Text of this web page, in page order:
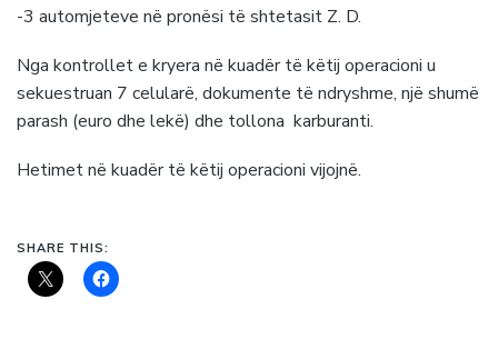
-3 automjeteve në pronësi të shtetasit Z. D.
Nga kontrollet e kryera në kuadër të këtij operacioni u
sekuestruan 7 celularë, dokumente të ndryshme, një shumë
parash (euro dhe lekë) dhe tollona karburanti.
Hetimet në kuadër të këtij operacioni vijojnë.
SHARE THIS: